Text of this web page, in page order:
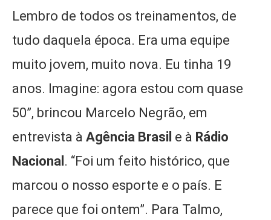
Lembro de todos os treinamentos, de
tudo daquela época. Era uma equipe
muito jovem, muito nova. Eu tinha 19
anos. Imagine: agora estou com quase
50”, brincou Marcelo Negrão, em
entrevista à Agência Brasil e à Rádio
Nacional . “Foi um feito histórico, que
marcou o nosso esporte e o país. E
parece que foi ontem”. Para Talmo,